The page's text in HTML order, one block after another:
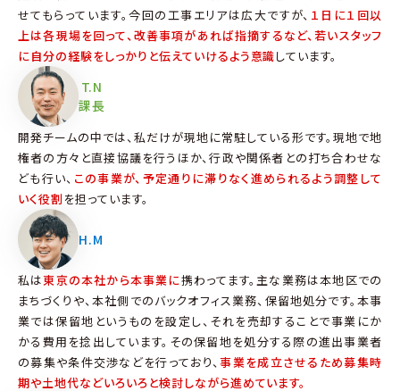
せてもらっています。今回の工事エリアは広大ですが、 １日に１回以
上は各現場を回って、改善事項があれば指摘するなど、若いスタッフ
に自分の経験をしっかりと伝えていけるよう意識しています。
T.N
課長
開発チームの中では、私だけが現地に常駐している形です。現地で地
権者の方々と直接協議を行うほか、行政や関係者との打ち合わせな
ども行い、 この事業が、予定通りに滞りなく進められるよう調整して
いく役割を担っています。
H.M
私は東京の本社から本事業に携わってます。主な業務は本地区での
まちづくりや、本社側でのバックオフィス業務、保留地処分です。本事
業では保留地というものを設定し、それを売却することで事業にか
かる費用を捻出しています。その保留地を処分する際の進出事業者
の募集や条件交渉などを行っており、事業を成立させるため募集時
期や土地代などいろいろと検討しながら進めています。